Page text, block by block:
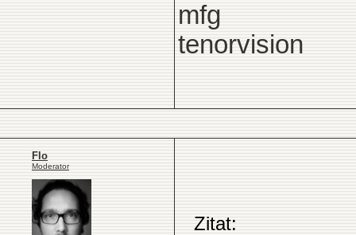
mfg
tenorvision
Flo
Moderator
Zitat: